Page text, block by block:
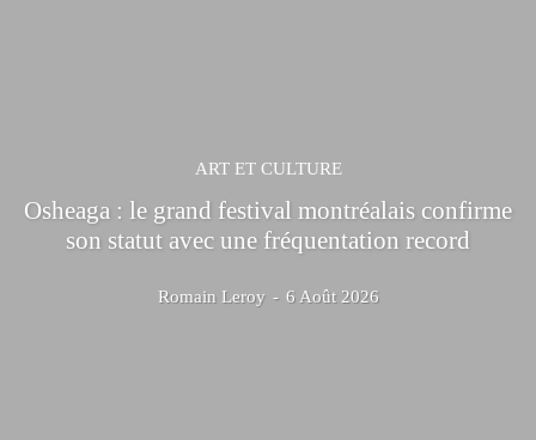
ART ET CULTURE
Osheaga : le grand festival montréalais confirme
son statut avec une fréquentation record
Romain Leroy - 6 Août 2026